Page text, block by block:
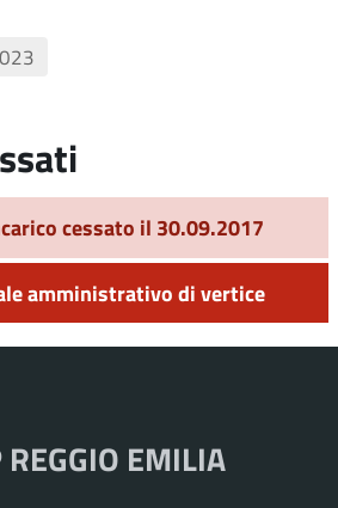
cessato il 30.09.2017
amministrativo di vertice
REGGIO EMILIA